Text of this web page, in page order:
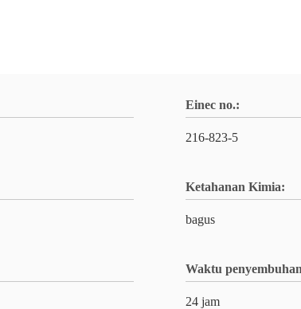
Einec no.:
216-823-5
Ketahanan Kimia:
bagus
Waktu
24 jam